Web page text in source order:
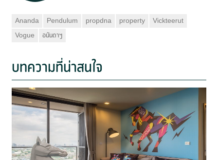
Ananda Pendulum propdna property
Vickteerut
Vogue
อนันดาฯ
บทความที่น่าสนใจ